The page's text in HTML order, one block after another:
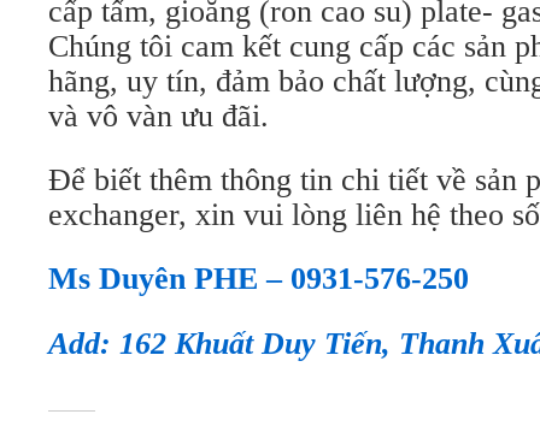
cấp tấm, gioăng (ron cao su) plate-
Chúng tôi cam kết cung cấp các sản
hãng, uy tín, đảm bảo chất lượng,
và vô vàn ưu đãi.
Để biết thêm thông tin chi tiết về sản
exchanger, xin vui lòng liên hệ theo
Ms Duyên PHE – 0931-576-250
Add: 162 Khuất Duy Tiến, Thanh